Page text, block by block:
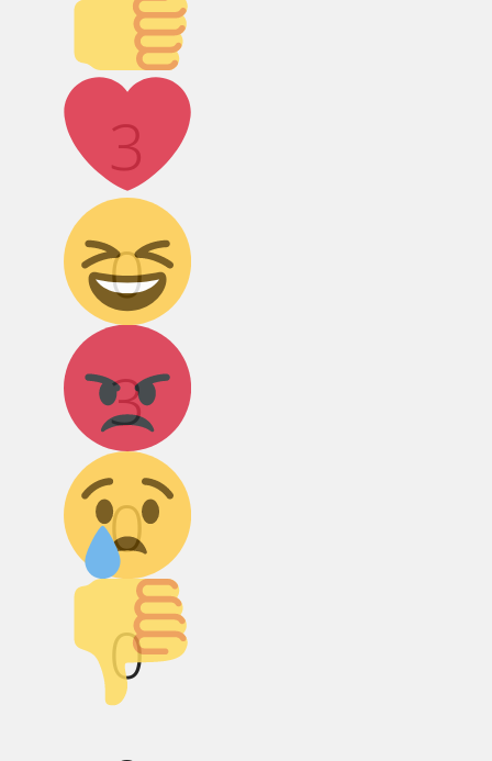
3
Лайк!
0
Дикий смех!
3
Агрессия!
0
Грусть :(
0
Палец вниз!